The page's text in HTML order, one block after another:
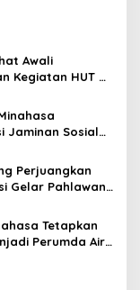
Awali
Kegiatan HUT RI
Jaminan Sosial
Perjuangkan
Gelar Pahlawan
Tetapkan
Perumda Air